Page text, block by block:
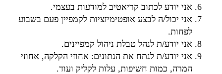
אני יודע לכתוב קריאטיב למודעות בעצמי.
אני יכול/ה לבצע אופטימיזציות לקמפיין פעם בשבוע
לפחות.
אני יודע/ת לנהל טבלת ניהול קמפיינים.
אני יודע/ת לנתח את הנתונים: אחוזי הקלקה, אחוזי
המרה, כמות חשיפות, עלות לקליק ועוד.